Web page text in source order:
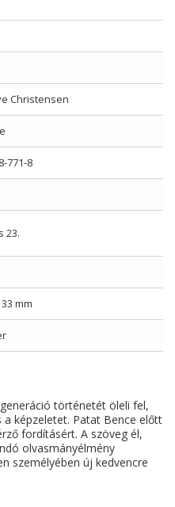
Christensen
771-8
23.
mm
történetét öleli fel,
képzeletet. Patat Bence előtt
fordításért. A szöveg él,
olvasmányélmény
személyében új kedvencre